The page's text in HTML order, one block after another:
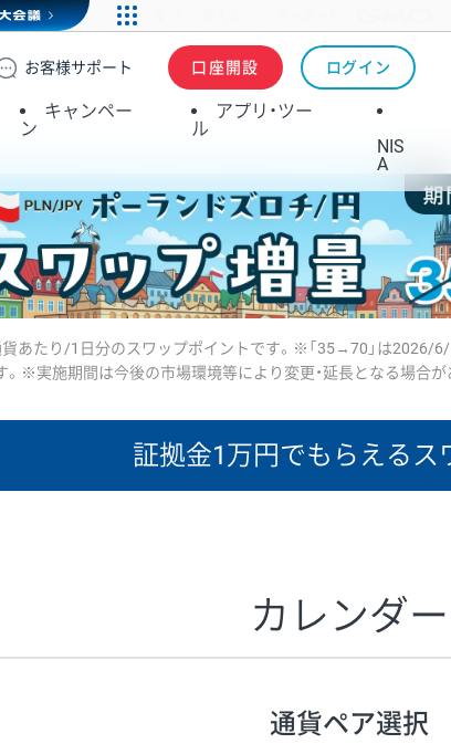
お客様サポート 口座開設 ログイン
キャンペー
ン
アプリ・ツー
ル
NIS
A
あたり/1日分のスワップポイントです。※「35→70」は2026/6/
。※実施期間は今後の市場環境等により変更・延長となる場合が
証拠金1万円でもらえるス
あたりの
ポイント
カレンダー
通貨ペア選択